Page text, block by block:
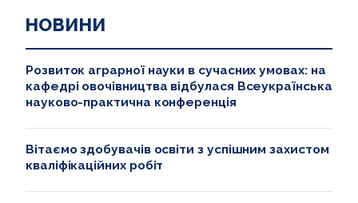
НОВИНИ
Розвиток аграрної науки в сучасних умовах: на
кафедрі овочівництва відбулася Всеукраїнська
науково-практична конференція
Вітаємо здобувачів освіти з успішним захистом
кваліфікаційних робіт